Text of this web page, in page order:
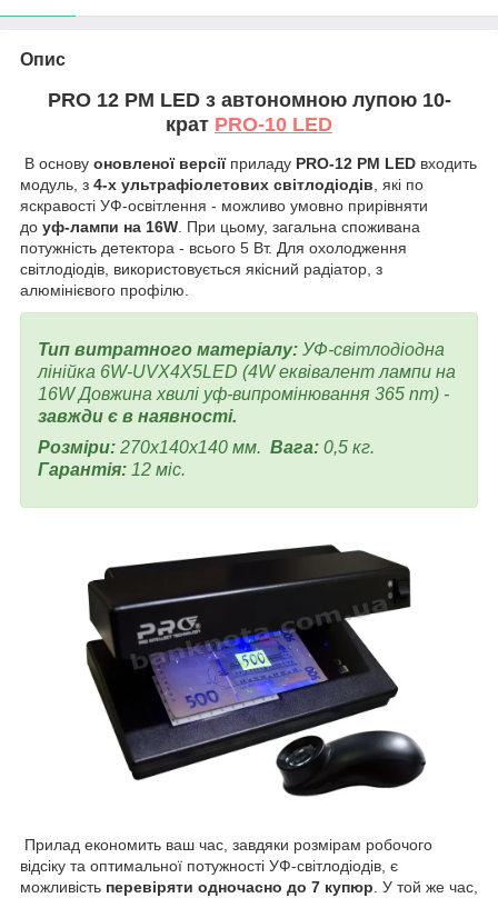
Опис
PRO 12 PM LED з автономною лупою 10-
крат PRO-10 LED
В основу оновленої версіїприладу PRO-12 PM LED входить
модуль, з 4-х ультрафіолетових світлодіодів, які по
яскравості УФ-освітлення - можливо умовно прирівняти
до уф-лампи на 16W. При цьому, загальна споживана
потужність детектора - всього 5 Вт. Для охолодження
світлодіодів, використовується якісний радіатор, з
алюмінієвого профілю.
Тип витратного матеріалу: УФ-світлодіодна
лінійка 6W-UVX4X5LED (4W еквівалент лампи на
16W Довжина хвилі уф-випромінювання 365 nm) -
завжди є в наявності.
Розміри: 270x140x140 мм. Вага: 0,5 кг.
Гарантія: 12 міс.
Прилад економить ваш час, завдяки розмірам робочого
відсіку та оптимальної потужності УФ-світлодіодів, є
можливість перевіряти одночасно до 7 купюр . У той же час,